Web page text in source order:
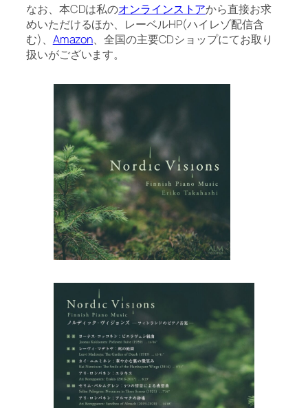
なお、本CDは私のオンラインストアから直接お求
めいただけるほか、レーベルHP(ハイレゾ配信含
む)、 Amazon、全国の主要CDショップにてお取り
扱いがございます。